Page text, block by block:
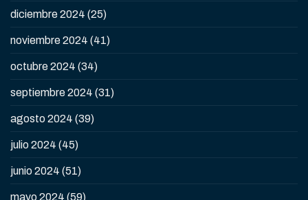
diciembre 2024 (25)
noviembre 2024 (41)
octubre 2024 (34)
septiembre 2024 (31)
agosto 2024 (39)
julio 2024 (45)
junio 2024 (51)
mayo 2024 (59)